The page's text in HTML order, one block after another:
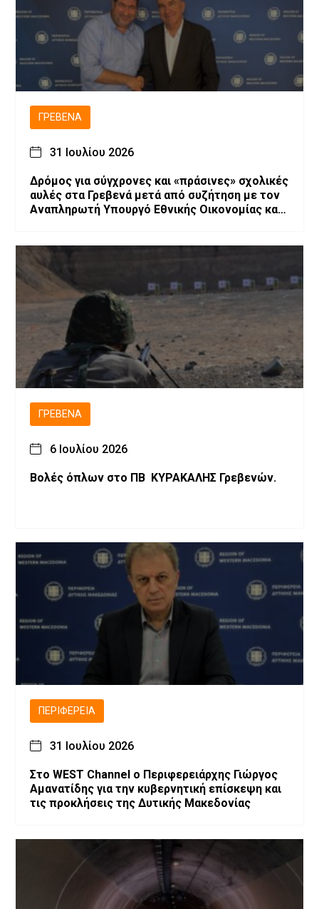
ΓΡΕΒΕΝΆ
31 Ιουλίου 2026
Δρόμος για σύγχρονες και «πράσινες» σχολικές
αυλές στα Γρεβενά μετά από συζήτηση με τον
Αναπληρωτή Υπουργό Εθνικής Οικονομίας και
ΓΡΕΒΕΝΆ
6 Ιουλίου 2026
Βολές όπλων στο ΠΒ ΚΥΡΑΚΑΛΗΣ Γρεβενών.
ΠΕΡΙΦΈΡΕΙΑ
31 Ιουλίου 2026
Στο WEST Channel ο Περιφερειάρχης Γιώργος
Αμανατίδης για την κυβερνητική επίσκεψη και
τις προκλήσεις της Δυτικής Μακεδονίας